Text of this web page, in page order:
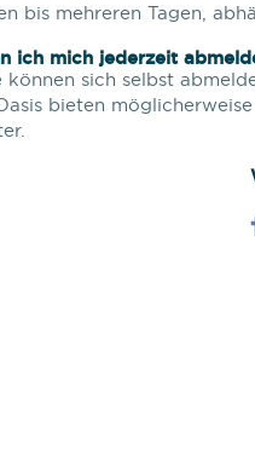
bis mehreren Tagen,
ich mich jederzeit
können sich selbst
bieten